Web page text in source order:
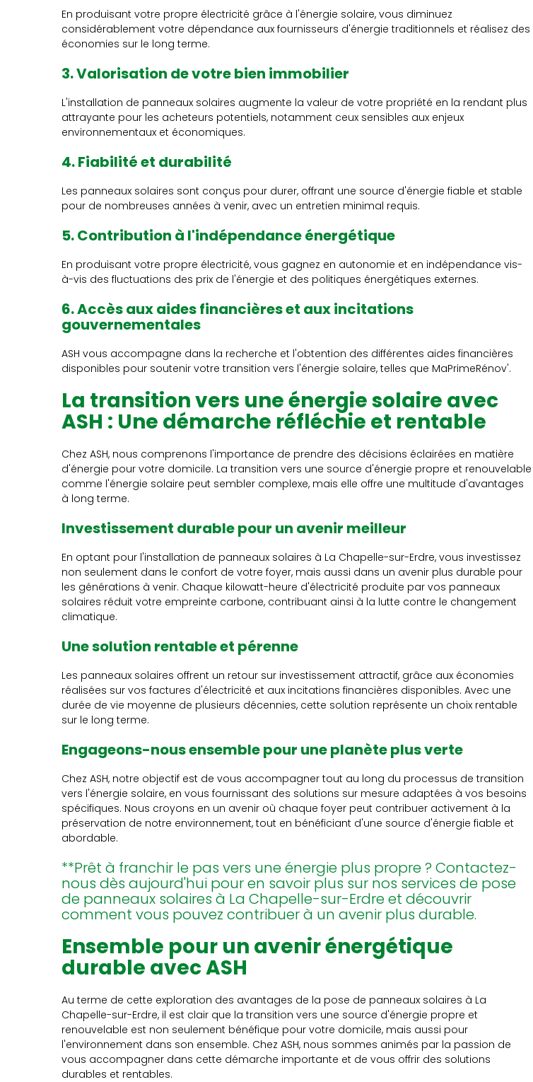
En produisant votre propre électricité grâce à l'énergie solaire, vous diminuez
considérablement votre dépendance aux fournisseurs d'énergie traditionnels et réalisez des
économies sur le long terme.
3. Valorisation de votre bien immobilier
L'installation de panneaux solaires augmente la valeur de votre propriété en la rendant plus
attrayante pour les acheteurs potentiels, notamment ceux sensibles aux enjeux
environnementaux et économiques.
4. Fiabilité et durabilité
Les panneaux solaires sont conçus pour durer, offrant une source d'énergie fiable et stable
pour de nombreuses années à venir, avec un entretien minimal requis.
5. Contribution à l'indépendance énergétique
En produisant votre propre électricité, vous gagnez en autonomie et en indépendance vis-
à-vis des fluctuations des prix de l'énergie et des politiques énergétiques externes.
6. Accès aux aides financières et aux incitations
gouvernementales
ASH vous accompagne dans la recherche et l'obtention des différentes aides financières
disponibles pour soutenir votre transition vers l'énergie solaire, telles que MaPrimeRénov'.
La transition vers une énergie solaire avec
ASH : Une démarche réfléchie et rentable
Chez ASH, nous comprenons l'importance de prendre des décisions éclairées en matière
d'énergie pour votre domicile. La transition vers une source d'énergie propre et renouvelable
comme l'énergie solaire peut sembler complexe, mais elle offre une multitude d'avantages
à long terme.
Investissement durable pour un avenir meilleur
En optant pour l'installation de panneaux solaires à La Chapelle-sur-Erdre, vous investissez
non seulement dans le confort de votre foyer, mais aussi dans un avenir plus durable pour
les générations à venir. Chaque kilowatt-heure d'électricité produite par vos panneaux
solaires réduit votre empreinte carbone, contribuant ainsi à la lutte contre le changement
climatique.
Une solution rentable et pérenne
Les panneaux solaires offrent un retour sur investissement attractif, grâce aux économies
réalisées sur vos factures d'électricité et aux incitations financières disponibles. Avec une
durée de vie moyenne de plusieurs décennies, cette solution représente un choix rentable
sur le long terme.
Engageons-nous ensemble pour une planète plus verte
Chez ASH, notre objectif est de vous accompagner tout au long du processus de transition
vers l'énergie solaire, en vous fournissant des solutions sur mesure adaptées à vos besoins
spécifiques. Nous croyons en un avenir où chaque foyer peut contribuer activement à la
préservation de notre environnement, tout en bénéficiant d'une source d'énergie fiable et
abordable.
**Prêt à franchir le pas vers une énergie plus propre ? Contactez-
nous dès aujourd'hui pour en savoir plus sur nos services de pose
de panneaux solaires à La Chapelle-sur-Erdre et découvrir
comment vous pouvez contribuer à un avenir plus durable.
Ensemble pour un avenir énergétique
durable avec ASH
Au terme de cette exploration des avantages de la pose de panneaux solaires à La
Chapelle-sur-Erdre, il est clair que la transition vers une source d'énergie propre et
renouvelable est non seulement bénéfique pour votre domicile, mais aussi pour
l'environnement dans son ensemble. Chez ASH, nous sommes animés par la passion de
vous accompagner dans cette démarche importante et de vous offrir des solutions
durables et rentables.